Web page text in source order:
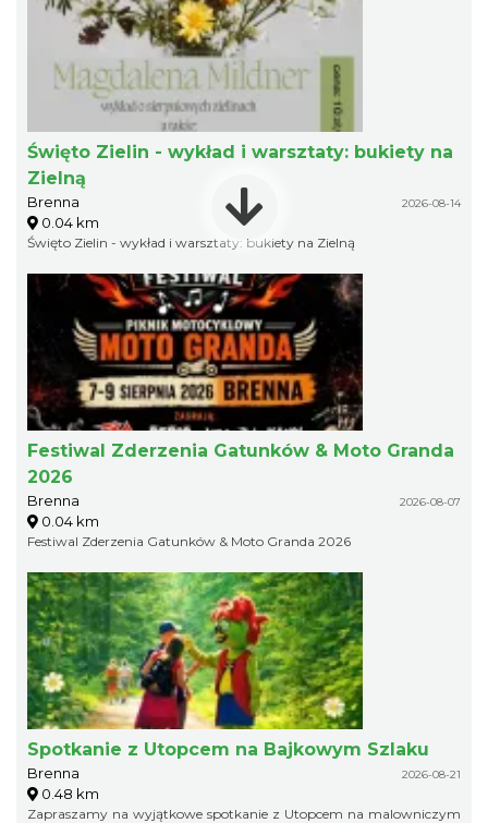
Święto Zielin - wykład i warsztaty: bukiety na
Zielną
Brenna 2026-08-14
0.04 km
Święto Zielin - wykład i warsztaty: bukiety na Zielną
Festiwal Zderzenia Gatunków & Moto Granda
2026
Brenna 2026-08-07
0.04 km
Festiwal Zderzenia Gatunków & Moto Granda 2026
Spotkanie z Utopcem na Bajkowym Szlaku
Brenna 2026-08-21
0.48 km
Zapraszamy na wyjątkowe spotkanie z Utopcem na malowniczym